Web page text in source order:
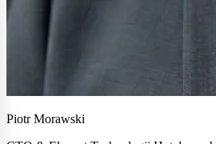
Piotr Morawski